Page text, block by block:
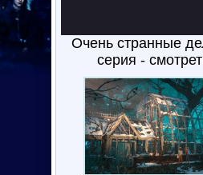
Очень странные
серия -